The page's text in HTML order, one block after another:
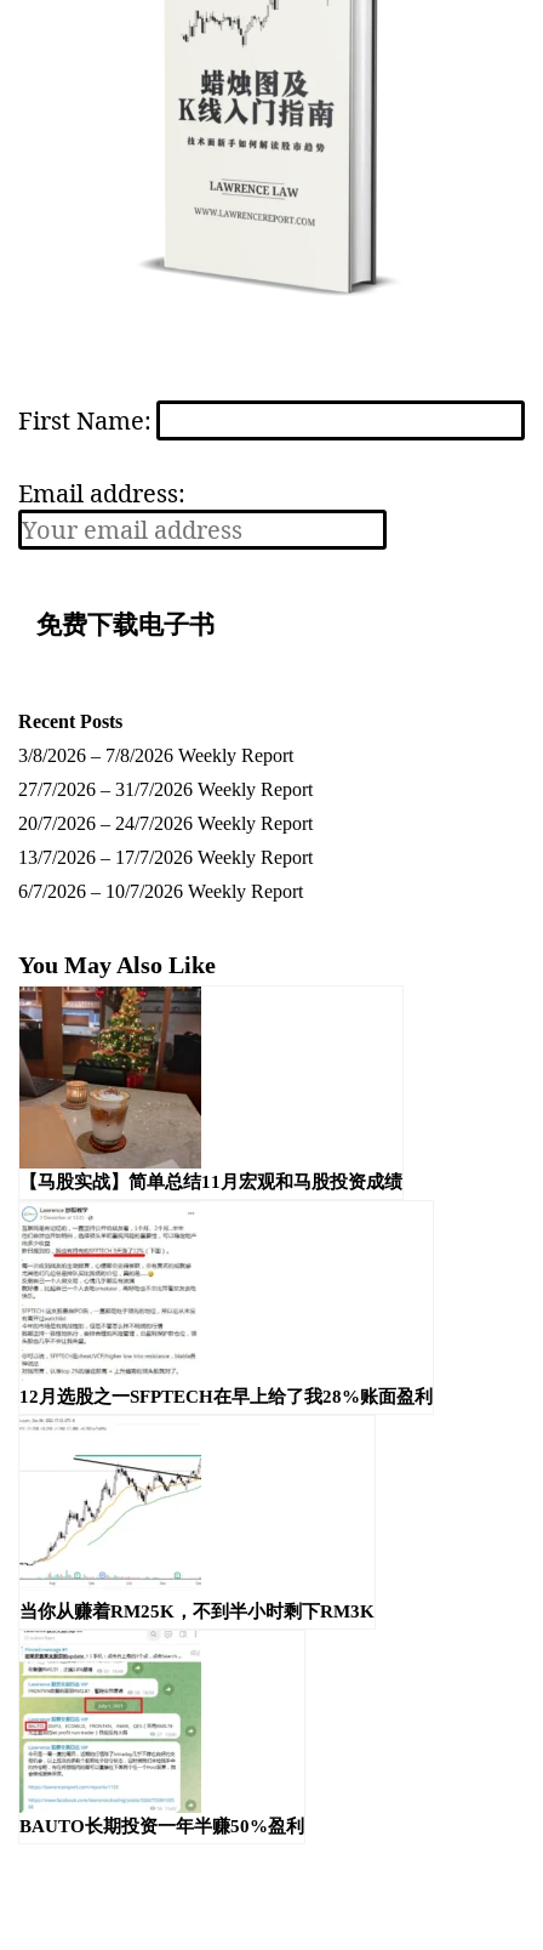
First Name:
Email address:
Recent Posts
3/8/2026 – 7/8/2026 Weekly Report
27/7/2026 – 31/7/2026 Weekly Report
20/7/2026 – 24/7/2026 Weekly Report
13/7/2026 – 17/7/2026 Weekly Report
6/7/2026 – 10/7/2026 Weekly Report
You May Also Like
【马股实战】简单总结11月宏观和马股投资成绩
12月选股之一SFPTECH在早上给了我28%账面盈利
当你从赚着RM25K，不到半小时剩下RM3K
BAUTO长期投资一年半赚50%盈利